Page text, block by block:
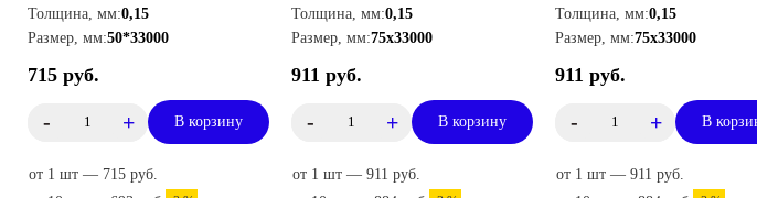
Толщина, мм:0,15
Размер, мм:50*33000
715 руб.
- + В корзину
от 1 шт — 715 руб.
Толщина, мм:0,15
Размер, мм:75х33000
911 руб.
- + В корзину
от 1 шт — 911 руб.
Толщина, мм:0,15
Размер, мм:75х33000
911 руб.
- + В
от 1 шт — 911 руб.